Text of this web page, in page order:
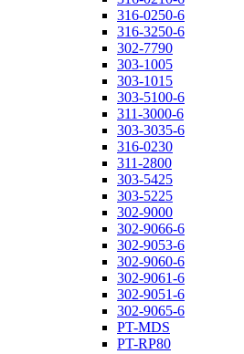
316-0250-6
316-3250-6
302-7790
303-1005
303-1015
303-5100-6
311-3000-6
303-3035-6
316-0230
311-2800
303-5425
303-5225
302-9000
302-9066-6
302-9053-6
302-9060-6
302-9061-6
302-9051-6
302-9065-6
PT-MDS
PT-RP80